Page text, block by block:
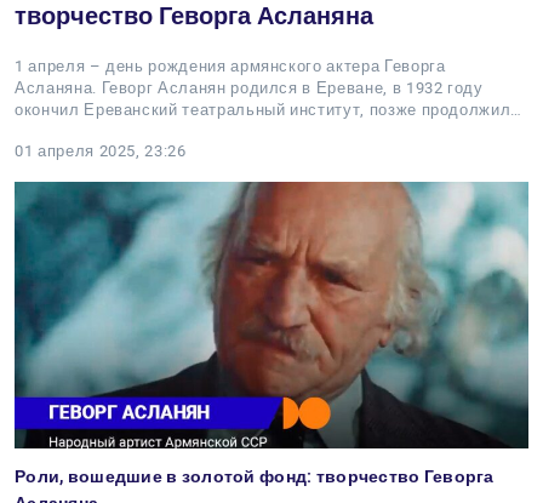
творчество Геворга Асланяна
1 апреля – день рождения армянского актера Геворга
Асланяна. Геворг Асланян родился в Ереване, в 1932 году
окончил Ереванский театральный институт, позже продолжил…
01 апреля 2025, 23:26
Роли, вошедшие в золотой фонд: творчество Геворга